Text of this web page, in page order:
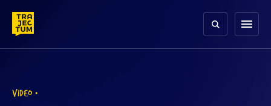
content
menu
VIDEO